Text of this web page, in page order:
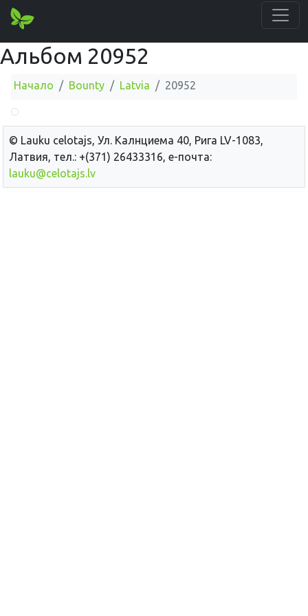
Альбом 20952
Начало Bounty Latvia 20952
© Lauku сelotajs, Ул. Калнциема 40, Рига LV-1083,
Латвия, тел.: +(371) 26433316, е-почта:
lauku@celotajs.lv